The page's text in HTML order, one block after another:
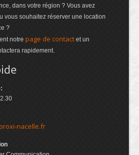
dans votre région ? Vous avez
vous souhaitez réserver une location
?
notre page de contact et un
rapidement.
nacelle.fr